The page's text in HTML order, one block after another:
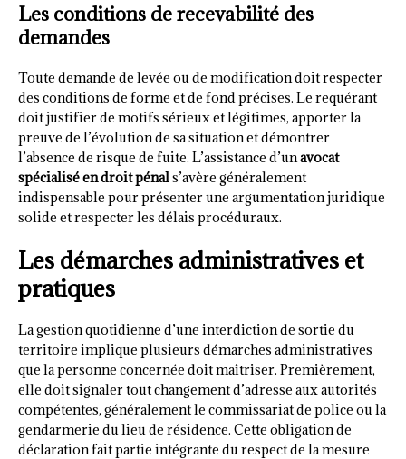
Les conditions de recevabilité des
demandes
Toute demande de levée ou de modification doit respecter
des conditions de forme et de fond précises. Le requérant
doit justifier de motifs sérieux et légitimes, apporter la
preuve de l’évolution de sa situation et démontrer
l’absence de risque de fuite. L’assistance d’unavocat
spécialisé en droit pénals’avère généralement
indispensable pour présenter une argumentation juridique
solide et respecter les délais procéduraux.
Les démarches administratives et
pratiques
La gestion quotidienne d’une interdiction de sortie du
territoire implique plusieurs démarches administratives
que la personne concernée doit maîtriser. Premièrement,
elle doit signaler tout changement d’adresse aux autorités
compétentes, généralement le commissariat de police ou la
gendarmerie du lieu de résidence. Cette obligation de
déclaration fait partie intégrante du respect de la mesure